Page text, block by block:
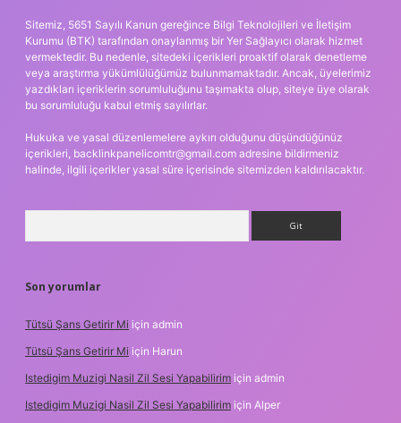
Sitemiz, 5651 Sayılı Kanun gereğince Bilgi Teknolojileri ve İletişim
Kurumu (BTK) tarafından onaylanmış bir Yer Sağlayıcı olarak hizmet
vermektedir. Bu nedenle, sitedeki içerikleri proaktif olarak denetleme
veya araştırma yükümlülüğümüz bulunmamaktadır. Ancak, üyelerimiz
yazdıkları içeriklerin sorumluluğunu taşımakta olup, siteye üye olarak
bu sorumluluğu kabul etmiş sayılırlar.
Hukuka ve yasal düzenlemelere aykırı olduğunu düşündüğünüz
içerikleri, backlinkpanelicomtr@gmail.com adresine bildirmeniz
halinde, ilgili içerikler yasal süre içerisinde sitemizden kaldırılacaktır.
Son yorumlar
Tütsü Şans Getirir Mi için admin
Tütsü Şans Getirir Mi için Harun
Istedigim Muzigi Nasil Zil Sesi Yapabilirim için admin
Istedigim Muzigi Nasil Zil Sesi Yapabilirim için Alper